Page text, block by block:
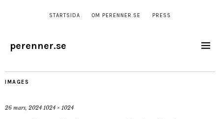
STARTSIDA OM PERENNER.SE PRESS
perenner.se
IMAGES
26 mars, 2024 1024 × 1024